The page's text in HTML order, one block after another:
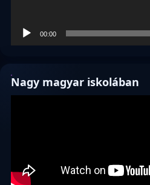
00:00
Nagy magyar iskolában